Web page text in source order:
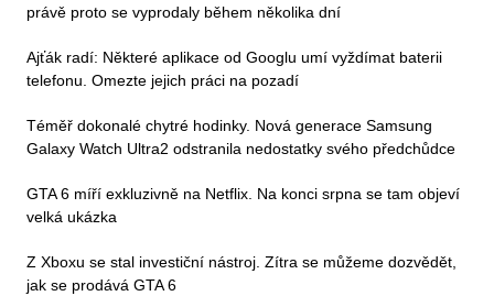
právě proto se vyprodaly během několika dní
Ajťák radí: Některé aplikace od Googlu umí vyždímat baterii
telefonu. Omezte jejich práci na pozadí
Téměř dokonalé chytré hodinky. Nová generace Samsung
Galaxy Watch Ultra2 odstranila nedostatky svého předchůdce
GTA 6 míří exkluzivně na Netflix. Na konci srpna se tam objeví
velká ukázka
Z Xboxu se stal investiční nástroj. Zítra se můžeme dozvědět,
jak se prodává GTA 6